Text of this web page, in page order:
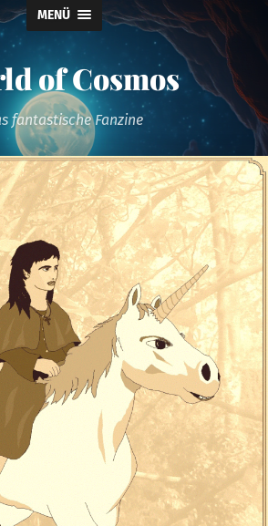
MENÜ
of Cosmos
fantastische Fanzine